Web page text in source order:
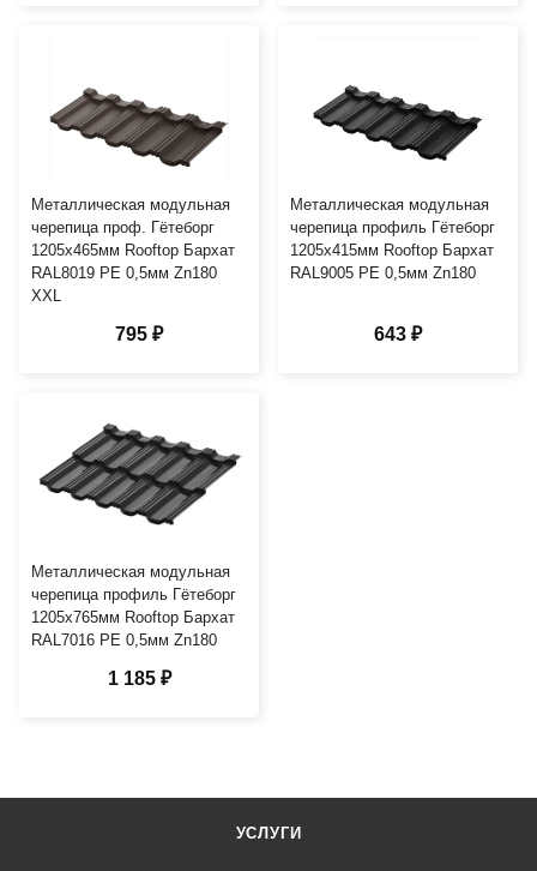
Металлическая модульная
черепица проф. Гётеборг
1205х465мм Rooftop Бархат
RAL8019 PE 0,5мм Zn180
XXL
795 ₽
Металлическая модульная
черепица профиль Гётеборг
1205х415мм Rooftop Бархат
RAL9005 PE 0,5мм Zn180
643 ₽
Металлическая модульная
черепица профиль Гётеборг
1205х765мм Rooftop Бархат
RAL7016 PE 0,5мм Zn180
1 185 ₽
УСЛУГИ